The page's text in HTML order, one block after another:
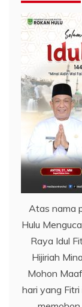
Atas nama
Hulu
Raya Idul
Hijiriah
Mohon
hari yang Fitri